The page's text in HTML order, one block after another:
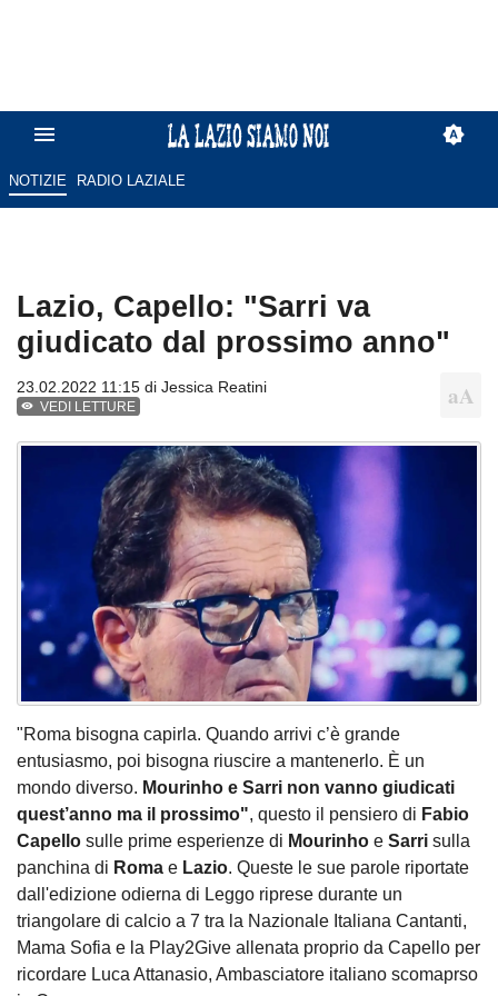
NOTIZIE RADIO LAZIALE
Lazio, Capello: "Sarri va
giudicato dal prossimo anno"
23.02.2022 11:15 di Jessica Reatini
VEDI LETTURE
"Roma bisogna capirla. Quando arrivi c’è grande
entusiasmo, poi bisogna riuscire a mantenerlo. È un
mondo diverso. Mourinho e Sarri non vanno giudicati
quest’anno ma il prossimo", questo il pensiero di Fabio
Capello sulle prime esperienze di Mourinho e Sarri sulla
panchina di Roma e Lazio. Queste le sue parole riportate
dall'edizione odierna di Leggo riprese durante un
triangolare di calcio a 7 tra la Nazionale Italiana Cantanti,
Mama Sofia e la Play2Give allenata proprio da Capello per
ricordare Luca Attanasio, Ambasciatore italiano scomaprso